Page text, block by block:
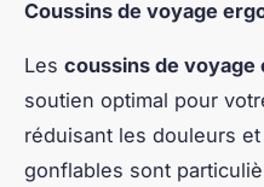
Coussins de voyage
Les coussins de voyage
soutien optimal pour
réduisant les douleurs
gonflables sont